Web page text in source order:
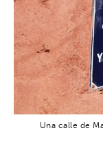
Una calle de